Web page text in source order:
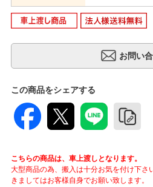
この商品をシェアする
こちらの商品は、車上渡しとなります。
大型商品の為、搬入は十分お気を付け下さ
きましてはお客様自身でお願い致します。